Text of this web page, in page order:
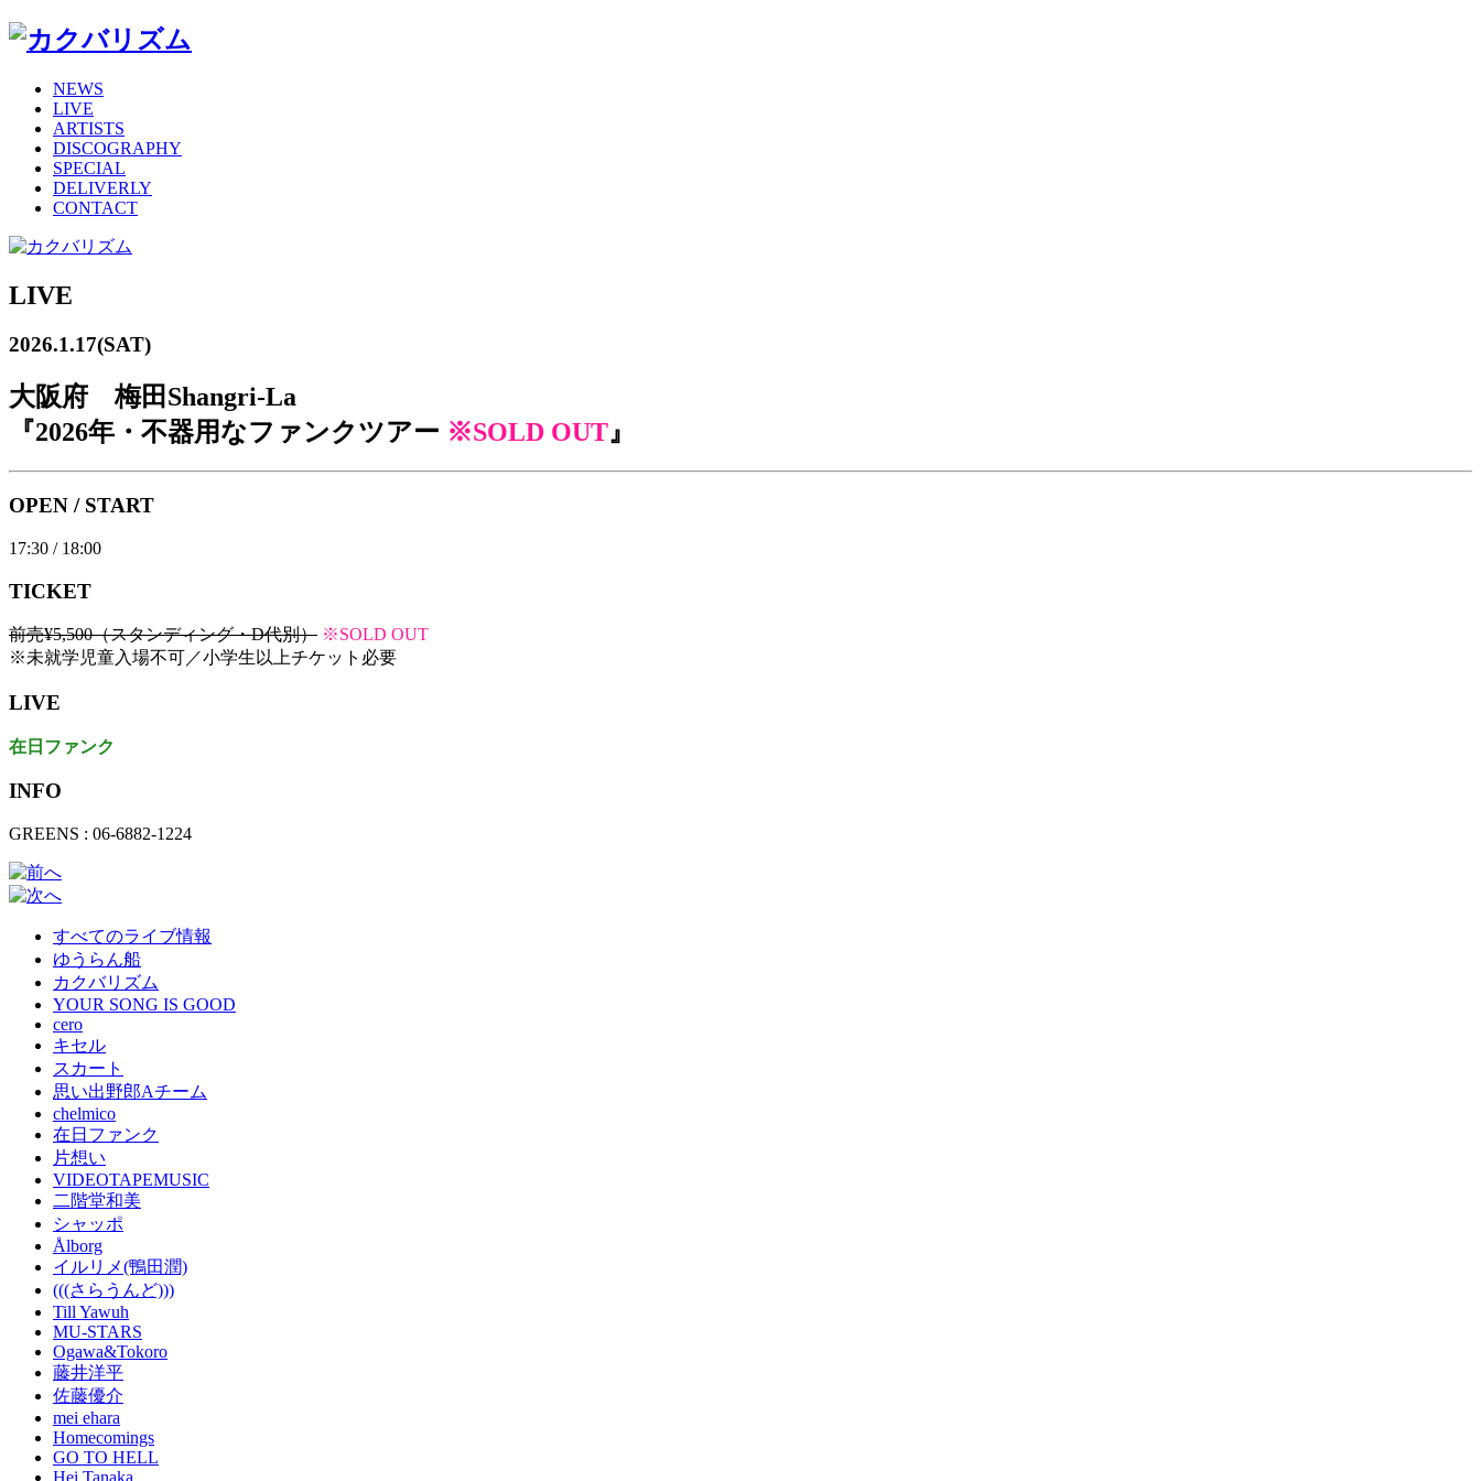
NEWS
LIVE
ARTISTS
DISCOGRAPHY
SPECIAL
DELIVERLY
CONTACT
LIVE
2026.1.17(SAT)
大阪府 梅田Shangri-La
『2026年・不器用なファンクツアー ※SOLD OUT』
OPEN / START
17:30 / 18:00
TICKET
前売¥5,500（スタンディング・D代別） ※SOLD OUT
※未就学児童入場不可／小学生以上チケット必要
LIVE
在日ファンク
INFO
GREENS : 06-6882-1224
すべてのライブ情報
ゆうらん船
カクバリズム
YOUR SONG IS GOOD
cero
キセル
スカート
思い出野郎Aチーム
chelmico
在日ファンク
片想い
VIDEOTAPEMUSIC
二階堂和美
シャッポ
Ålborg
イルリメ(鴨田潤)
(((さらうんど)))
Till Yawuh
MU-STARS
Ogawa&Tokoro
藤井洋平
佐藤優介
mei ehara
Homecomings
GO TO HELL